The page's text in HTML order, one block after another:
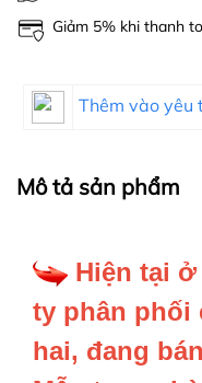
Giảm 5% khi thanh
Thêm vào yêu
Mô tả sản phẩm
Hiện tại
ty phân phối
hai, đang